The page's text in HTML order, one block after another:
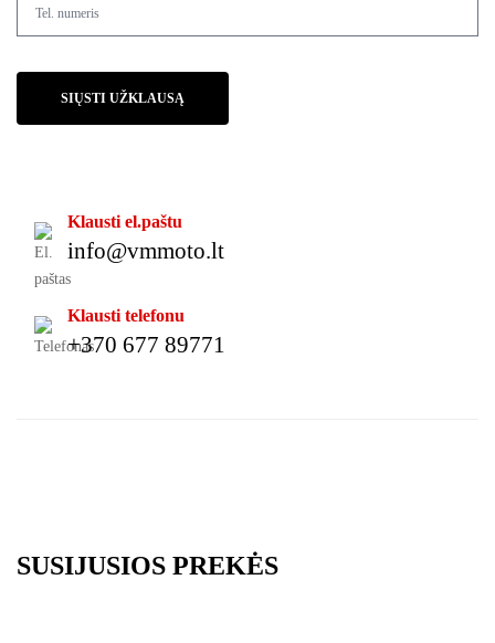
SIŲSTI UŽKLAUSĄ
Klausti el.paštu
info@vmmoto.lt
Klausti telefonu
+370 677 89771
SUSIJUSIOS PREKĖS